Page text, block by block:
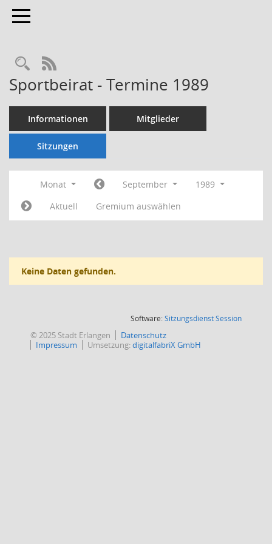
Toggle navigation
Rechercheauswahl
RSS-Feed
Sportbeirat - Termine 1989
Informationen Mitglieder
Sitzungen
Monat September
1989
Aktuell
Gremium auswählen
Keine Daten gefunden.
Software:SitzungsdienstSession(Wird in
© 2025 Stadt Erlangen
Datenschutz
Impressum
Umsetzung:digitalfabriX GmbH